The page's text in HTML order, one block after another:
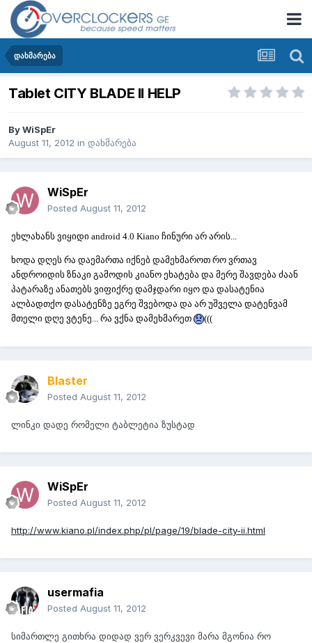
დახმარება
Tablet CITY BLADE II HELP
ByWiSpEr
August 11, 2012 in დახმარება
WiSpEr
Posted August 11, 2012
ეხლახანს ვიყიდი android 4.0 Kiano ჩინური არ არის...
ხოდა დღეს რა დაემართა იქნებ დამეხმაროთ რო ვრთავ
ანდროიდის ზნაკი გამოდის კიანო ეხატება და მერე შავდება ძაან
პატარაზე ანათებს ვიფიქრე დამჯდარი იყო და დასატენია
ალბადთქო დასატენზე ეგრე შვებოდა და არ უშველა დატენვამ
მთელი დღე ვტენე... რა ვქნა დამეხმარეთ
(((
Blaster
Posted August 11, 2012
ლინკი დადე რომელი ტაბლეტია ზუსტად
WiSpEr
Posted August 11, 2012
http://www.kiano.pl/index.php/pl/page/19/blade-city-ii.html
usermafia
Posted August 11, 2012
სიმართლე გითხრა დიდად ვერ ვერკვევი მარა მგონია რო